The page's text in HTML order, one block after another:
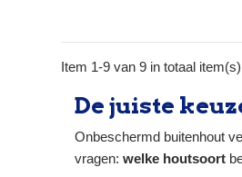
tegen U.V., algen en schimmel.
filmvormende beits op
Droging →
Item 1-9 van 9 in totaal item(s)
De juiste
Onbeschermd buitenhout
vragen: welke houtsoort